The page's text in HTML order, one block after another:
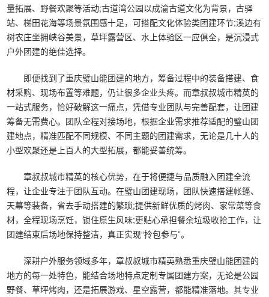
量拓展、野餐欢聚等活动;古道湾公园以成渝古道文化为背景，古驿
站、梯田花海等场景氛围感十足，可搭配文化体验类团建环节;溪边有
树农庄坐拥峡谷美景，草坪露营区、水上体验区一应俱全，是沉浸式
户外团建的绝佳选择。
即便找到了重庆璧山能团建的地方，筹备过程中的装备搭建、食
材采购、现场布置等难题，仍让很多企业头疼。而章叔叔城市精英的
一站式服务，恰好破解这一痛点，凭借专业团队与完善配套，让团建
筹备无需费心。团队全程对接场地，根据企业需求推荐适配的璧山团
建地点，精准匹配不同规模、不同主题的团建需求，无论是几十人的
小型欢聚还是上百人的大型拓展，都能妥善统筹。
章叔叔城市精英的核心优势，在于将便捷与品质融入团建全流
程，让企业专注于团队互动。在璧山团建现场，团队快速搭建帐篷、
天幕等装备，省去手动搭建的繁琐;提供新鲜优质的烤肉、家常菜等食
材，全程现场烹饪，锁住原生风味;更贴心承担餐余垃圾收拾工作，让
团建结束后场地保持整洁，真正实现“拎包参与”。
深耕户外服务领域多年，章叔叔城市精英熟悉重庆璧山能团建的
地方的每一处特色，能结合场地特点定制专属团建方案，无论是公园
野餐、草坪烤肉，还是拓展游戏、星空露营，都能精准落地。其专业